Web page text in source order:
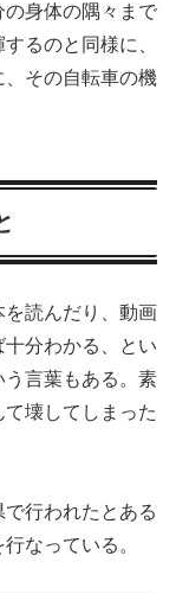
身体の隅々まで
るのと同様に、
、その自転車の機
を読んだり、動画
分わかる、とい
う言葉もある。素
壊してしまった
行われたとある
なっている。